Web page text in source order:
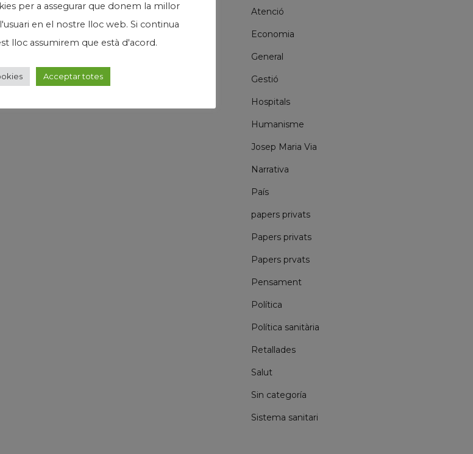
Atenció
Economia
General
Gestió
Hospitals
Humanisme
Josep Maria Via
Narrativa
País
papers privats
Papers privats
Papers prvats
Pensament
Política
Política sanitària
Retallades
Salut
Sin categoría
Sistema sanitari
per a assegurar que donem la millor
en el nostre lloc web. Si continua
lloc assumirem que està d'acord.
Acceptar totes